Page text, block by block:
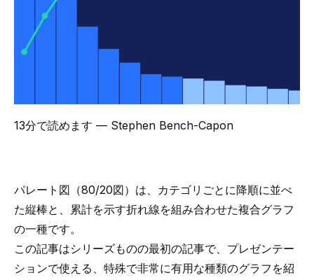
13分で読めます — Stephen Bench-Capon
パレート図（80/20図）は、カテゴリごとに降順に並べ
た縦棒と、累計を示す折れ線を組み合わせた複合グラフ
の一種です。
この記事はシリーズものの最初の記事で、プレゼンテー
ションで使える、特殊で非常に有用な種類のグラフを紹